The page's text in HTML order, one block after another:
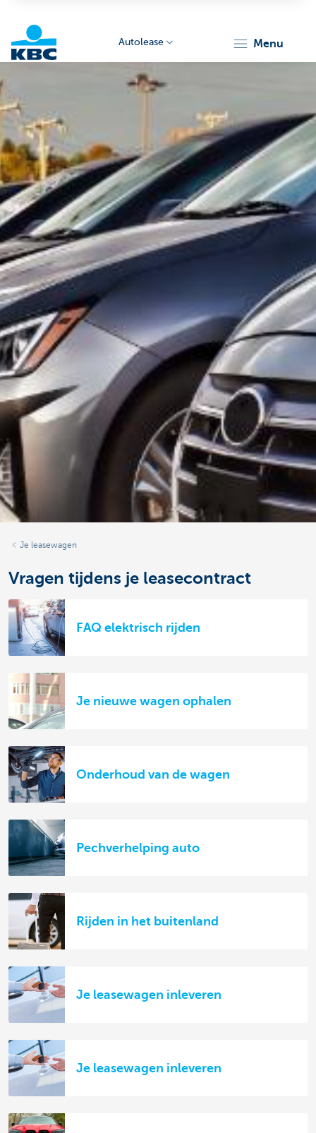
Corporate
Autolease menu
Je leasewagen
Vragen tijdens je leasecontract
FAQ elektrisch rijden
Je nieuwe wagen ophalen
Onderhoud van de wagen
Pechverhelping auto
Rijden in het buitenland
Je leasewagen inleveren
Je leasewagen inleveren